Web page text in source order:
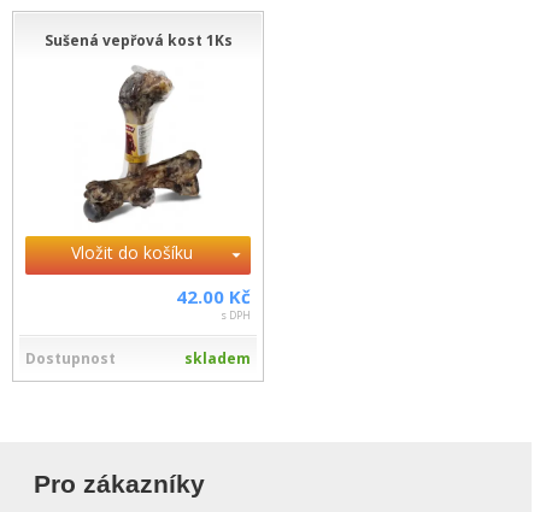
Sušená vepřová kost 1Ks
Vložit do košíku
42.00 Kč
s DPH
Dostupnost skladem
Pro zákazníky